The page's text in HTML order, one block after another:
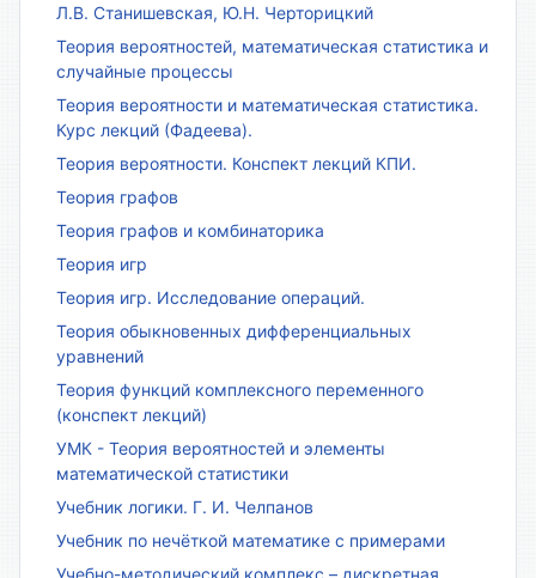
Л.В. Станишевская, Ю.Н. Черторицкий
Теория вероятностей, математическая статистика и
случайные процессы
Теория вероятности и математическая статистика.
Курс лекций (Фадеева).
Теория вероятности. Конспект лекций КПИ.
Теория графов
Теория графов и комбинаторика
Теория игр
Теория игр. Исследование операций.
Теория обыкновенных дифференциальных
уравнений
Теория функций комплексного переменного
(конспект лекций)
УМК - Теория вероятностей и элементы
математической статистики
Учебник логики. Г. И. Челпанов
Учебник по нечёткой математике с примерами
Учебно-методический комплекс – дискретная